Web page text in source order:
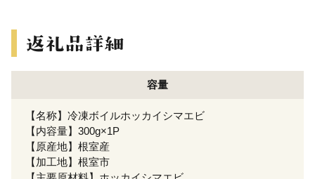
容量
【名称】冷凍ボイルホッカイシマエビ
【内容量】300g×1P
【原産地】根室産
【加工地】根室市